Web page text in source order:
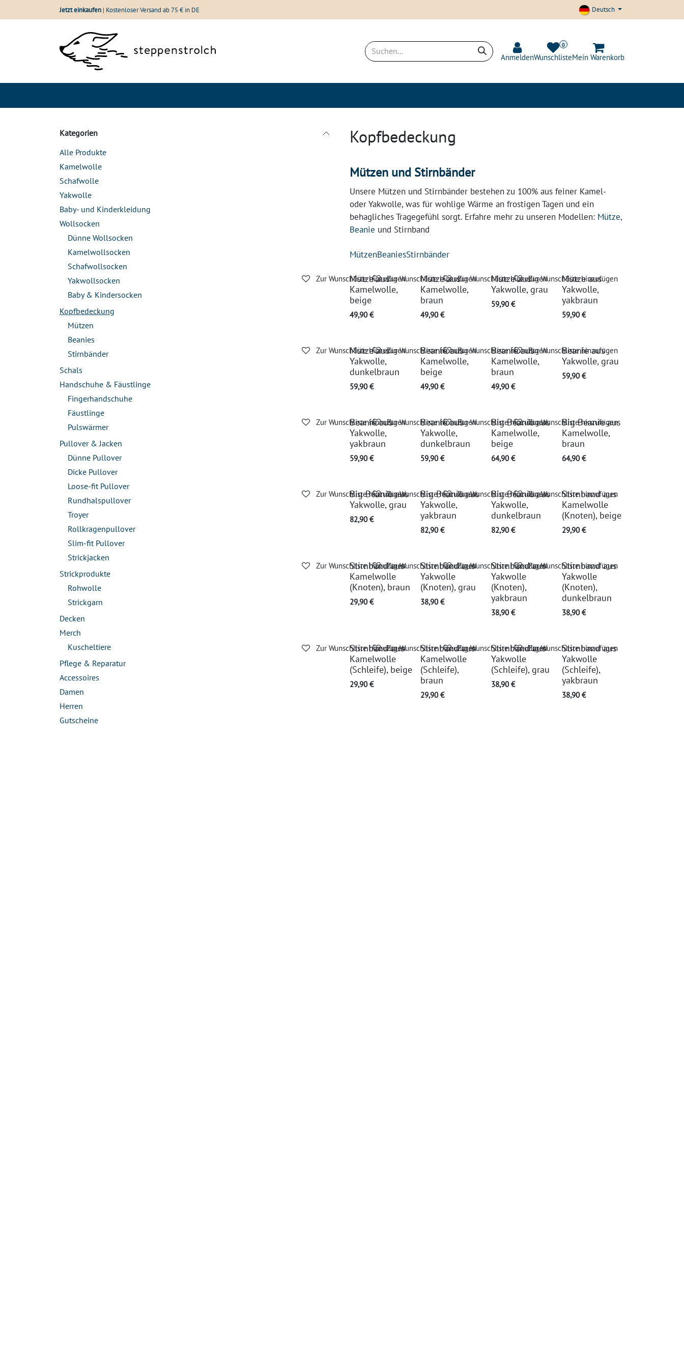
Zum Inhalt springenJetzt einkaufen | Kostenloser Versand ab 75 € in DE Deutsch
Anmelden
0
WunschlisteMein Warenkorb
Kategorien
Alle Produkte
Kamelwolle
Schafwolle
Yakwolle
Baby- und Kinderkleidung
Wollsocken
Dünne Wollsocken
Kamelwollsocken
Schafwollsocken
Yakwollsocken
Baby & Kindersocken
Kopfbedeckung
Mützen
Beanies
Stirnbänder
Schals
Handschuhe & Fäustlinge
Fingerhandschuhe
Fäustlinge
Pulswärmer
Pullover & Jacken
Dünne Pullover
Dicke Pullover
Loose-fit Pullover
Rundhalspullover
Troyer
Rollkragenpullover
Slim-fit Pullover
Strickjacken
Strickprodukte
Rohwolle
Strickgarn
Decken
Merch
Kuscheltiere
Pflege & Reparatur
Accessoires
Damen
Herren
Gutscheine
Kopfbedeckung
Mützen und Stirnbänder
Unsere Mützen und Stirnbänder bestehen zu 100% aus feiner Kamel-
oder Yakwolle, was für wohlige Wärme an frostigen Tagen und ein
behagliches Tragegefühl sorgt. Erfahre mehr zu unseren Modellen: Mütze,
Beanie und Stirnband
MützenBeaniesStirnbänder
Mütze aus
Kamelwolle,
beige
49,90€
Zur Wunschliste hinzufügen
Mütze aus
Kamelwolle,
braun
49,90€
Zur Wunschliste hinzufügen
Mütze aus
Yakwolle, grau
59,90€
Zur Wunschliste hinzufügen
Mütze aus
Yakwolle,
yakbraun
59,90€
Zur Wunschliste hinzufügen
Mütze aus
Yakwolle,
dunkelbraun
59,90€
Zur Wunschliste hinzufügen
Beanie aus
Kamelwolle,
beige
49,90€
Zur Wunschliste hinzufügen
Beanie aus
Kamelwolle,
braun
49,90€
Zur Wunschliste hinzufügen
Beanie aus
Yakwolle, grau
59,90€
Zur Wunschliste hinzufügen
Beanie aus
Yakwolle,
yakbraun
59,90€
Zur Wunschliste hinzufügen
Beanie aus
Yakwolle,
dunkelbraun
59,90€
Zur Wunschliste hinzufügen
Big Beanie aus
Kamelwolle,
beige
64,90€
Zur Wunschliste hinzufügen
Big Beanie aus
Kamelwolle,
braun
64,90€
Zur Wunschliste hinzufügen
Big Beanie aus
Yakwolle, grau
82,90€
Zur Wunschliste hinzufügen
Big Beanie aus
Yakwolle,
yakbraun
82,90€
Zur Wunschliste hinzufügen
Big Beanie aus
Yakwolle,
dunkelbraun
82,90€
Zur Wunschliste hinzufügen
Stirnband aus
Kamelwolle
(Knoten), beige
29,90€
Zur Wunschliste hinzufügen
Stirnband aus
Kamelwolle
(Knoten), braun
29,90€
Zur Wunschliste hinzufügen
Stirnband aus
Yakwolle
(Knoten), grau
38,90€
Zur Wunschliste hinzufügen
Stirnband aus
Yakwolle
(Knoten),
yakbraun
38,90€
Zur Wunschliste hinzufügen
Stirnband aus
Yakwolle
(Knoten),
dunkelbraun
38,90€
Zur Wunschliste hinzufügen
Stirnband aus
Kamelwolle
(Schleife), beige
29,90€
Zur Wunschliste hinzufügen
Stirnband aus
Kamelwolle
(Schleife),
braun
29,90€
Zur Wunschliste hinzufügen
Stirnband aus
Yakwolle
(Schleife), grau
38,90€
Zur Wunschliste hinzufügen
Stirnband aus
Yakwolle
(Schleife),
yakbraun
38,90€
Zur Wunschliste hinzufügen